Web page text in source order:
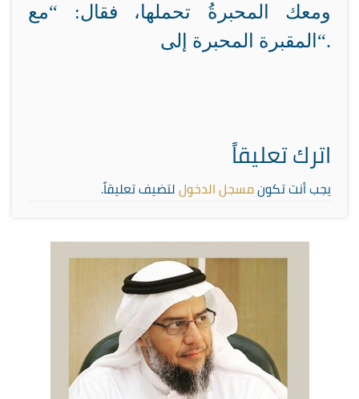
ومعك المحبرةُ تحملها، فقال: “مع
المحبرة إلى
المقبرة “.
اترك تعليقاً
يجب أنت تكونمسجل الدخوللتضيف تعليقاً.